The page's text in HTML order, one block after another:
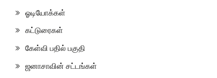
ஓடியோக்கள்
கட்டுரைகள்
கேள்வி பதில் பகுதி
ஜனாசாவின் சட்டங்கள்